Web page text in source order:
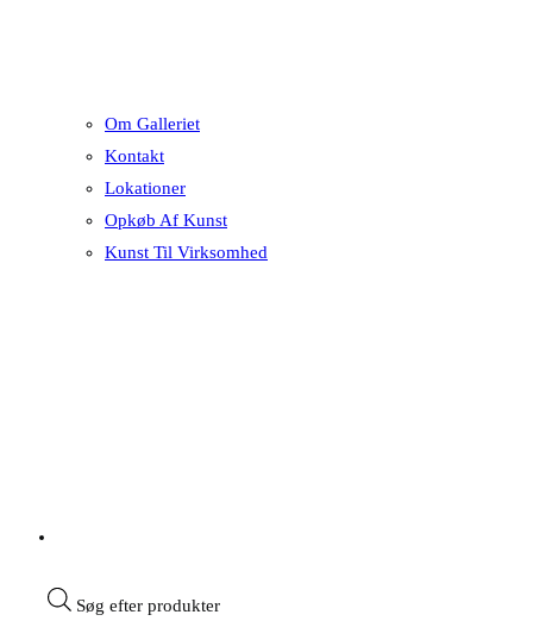
Om Galleriet
Kontakt
Lokationer
Opkøb Af Kunst
Kunst Til Virksomhed
Søg efter produkter